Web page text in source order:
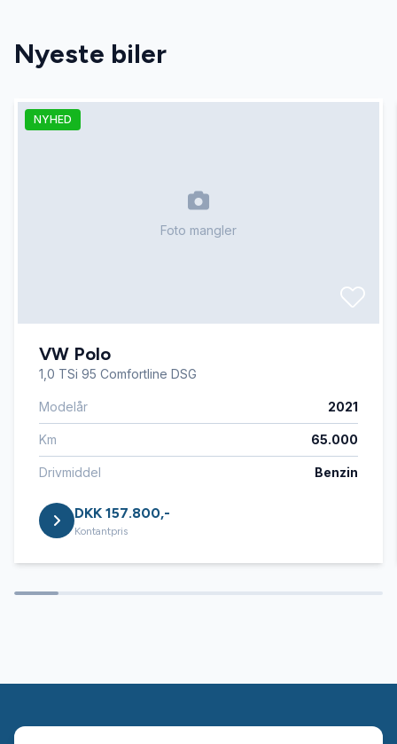
El-spejle
Fartpilot
Fuldautomatisk klimaanlæg
Infocenter
Isofix
Læderrat
Service OK
Nyeste biler
NYHED
Foto mangler
VW Polo
1,0 TSi 95 Comfortline DSG
Modelår 2021
Km 65.000
Drivmiddel Benzin
DKK 157.800,-
Kontantpris